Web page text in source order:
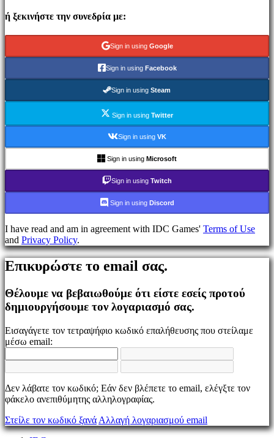
IDC
IDC
Υποστήριξη
Λογαριασμός
Σύνδεση
τον
σας;
Αλλαγή
γλώσσας
AR
BS
CS
DE
EL
EN
FI
FR
KO
NL
PL
PT
ή ξεκινήστε την συνεδρία με:
Sign in using Google
Sign in using Facebook
Sign in using Steam
Sign in using Twitter
Sign in using VK
Sign in using Microsoft
Sign in using Twitch
Sign in using Discord
I have read and am in agreement with IDC Games' Terms of Use
and Privacy Policy.
Επικυρώστε το email σας.
Θέλουμε να βεβαιωθούμε ότι είστε εσείς προτού
δημιουργήσουμε τον λογαριασμό σας.
Εισαγάγετε τον τετραψήφιο κωδικό επαλήθευσης που στείλαμε
μέσω email:
Δεν λάβατε τον κωδικό; Εάν δεν βλέπετε το email, ελέγξτε τον
φάκελο ανεπιθύμητης αλληλογραφίας.
Στείλε τον κωδικό ξανά Αλλαγή λογαριασμού email